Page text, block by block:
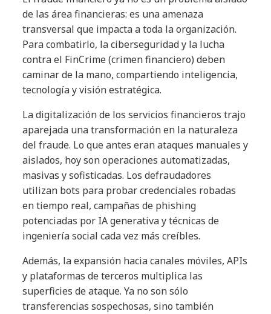
de las área financieras: es una amenaza
transversal que impacta a toda la organización.
Para combatirlo, la ciberseguridad y la lucha
contra el FinCrime (crimen financiero) deben
caminar de la mano, compartiendo inteligencia,
tecnología y visión estratégica.
La digitalización de los servicios financieros trajo
aparejada una transformación en la naturaleza
del fraude. Lo que antes eran ataques manuales y
aislados, hoy son operaciones automatizadas,
masivas y sofisticadas. Los defraudadores
utilizan bots para probar credenciales robadas
en tiempo real, campañas de phishing
potenciadas por IA generativa y técnicas de
ingeniería social cada vez más creíbles.
Además, la expansión hacia canales móviles, APIs
y plataformas de terceros multiplica las
superficies de ataque. Ya no son sólo
transferencias sospechosas, sino también